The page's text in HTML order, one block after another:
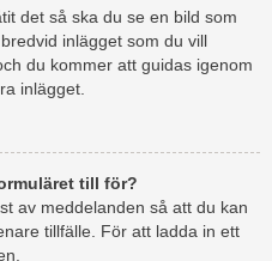
det så ska du se en bild som
inlägget som du vill
du kommer att guidas igenom
inlägget.
till för?
av meddelanden så att du kan
tillfälle. För att ladda in ett